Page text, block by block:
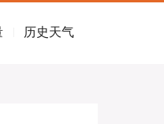
历史天气